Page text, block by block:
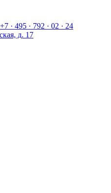
+7 · 495 · 792 · 02 · 24
д. 17